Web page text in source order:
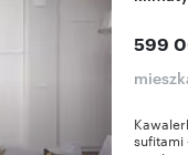
599
sufitami